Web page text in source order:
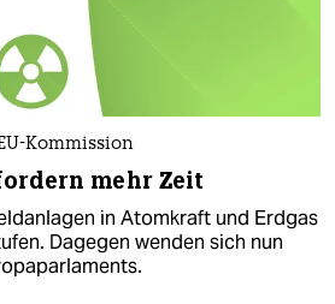
Kommission
mehr Zeit
in Atomkraft und Erdgas
Dagegen wenden sich nun